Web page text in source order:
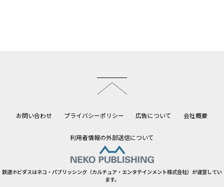
お問い合わせ プライバシーポリシー 広告について 会社概要
利用者情報の外部送信について
鉄道ホビダスはネコ・パブリッシング（カルチュア・エンタテインメント株式会社）が運営してい
ます。